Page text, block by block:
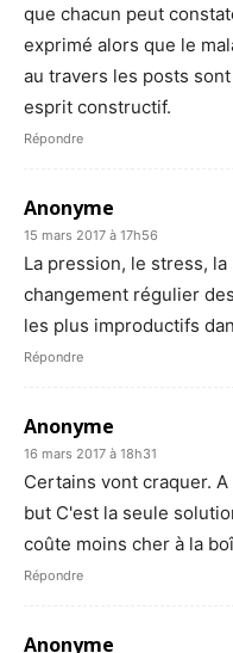
que chacun peut
exprimé alors que le
au travers les posts
esprit constructif.
Répondre
Anonyme
15 mars 2017 à 17h56
La pression, le stress,
changement régulier
les plus improductifs
Répondre
Anonyme
16 mars 2017 à 18h31
Certains vont craquer.
but C'est la seule
coûte moins cher à la
Répondre
Anonyme